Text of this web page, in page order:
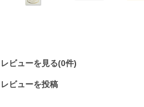
レビューを見る(0件)
レビューを投稿